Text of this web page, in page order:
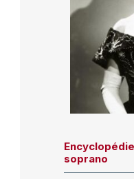
soprano